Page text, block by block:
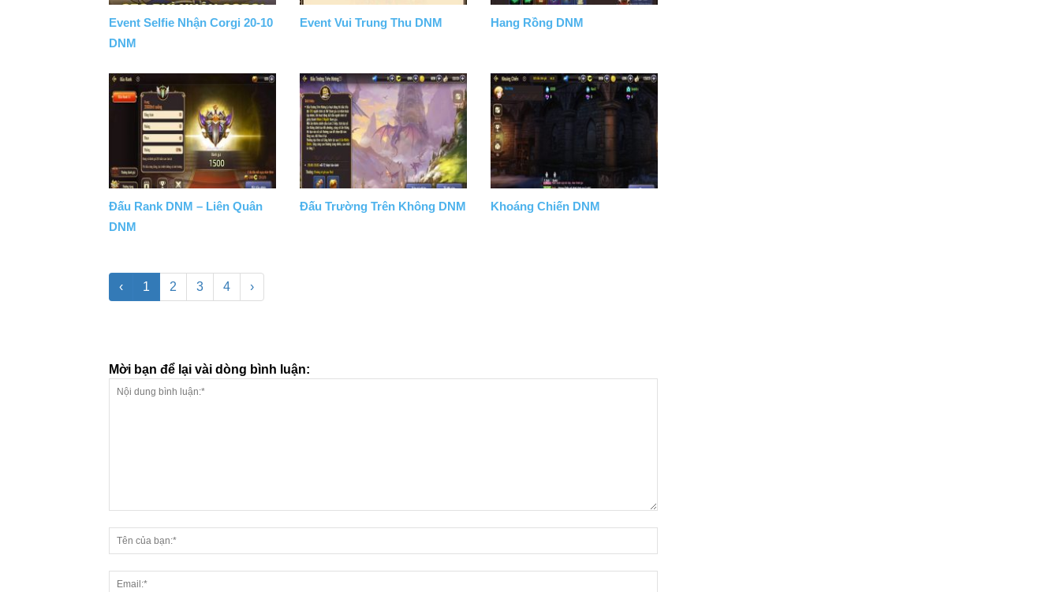
Event Selfie Nhận Corgi 20-10
DNM
Event Vui Trung Thu DNM Hang Rồng DNM
Đấu Rank DNM – Liên Quân
DNM
Đấu Trường Trên Không DNM Khoáng Chiến DNM
‹ 1 2 3 4 ›
Mời bạn để lại vài dòng bình luận: